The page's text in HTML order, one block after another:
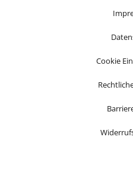
Cookie